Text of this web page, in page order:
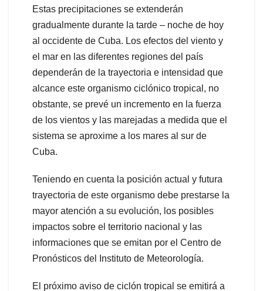
Estas precipitaciones se extenderán
gradualmente durante la tarde – noche de hoy
al occidente de Cuba. Los efectos del viento y
el mar en las diferentes regiones del país
dependerán de la trayectoria e intensidad que
alcance este organismo ciclónico tropical, no
obstante, se prevé un incremento en la fuerza
de los vientos y las marejadas a medida que el
sistema se aproxime a los mares al sur de
Cuba.
Teniendo en cuenta la posición actual y futura
trayectoria de este organismo debe prestarse la
mayor atención a su evolución, los posibles
impactos sobre el territorio nacional y las
informaciones que se emitan por el Centro de
Pronósticos del Instituto de Meteorología.
El próximo aviso de ciclón tropical se emitirá a